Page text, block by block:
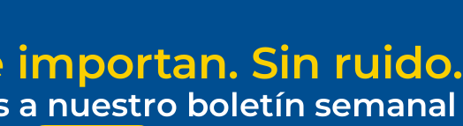
importan. Sin ruido.
a nuestro boletín semanal